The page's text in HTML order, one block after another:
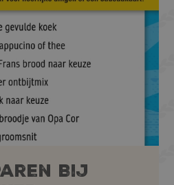
Bij